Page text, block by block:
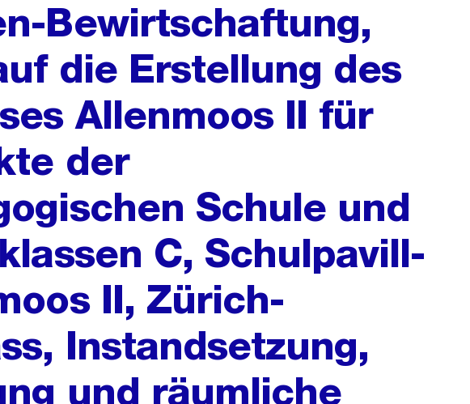
Bewirtschaftung,
die Erstellung des
Allenmoos II für
der
Schule und
C, Schulpavill-
II, Zürich-
Instandsetzung,
und räumliche